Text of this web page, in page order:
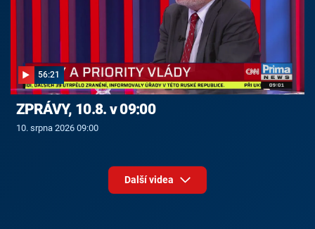
56:21
ZPRÁVY, 10.8. v 09:00
10. srpna 2026 09:00
Další videa